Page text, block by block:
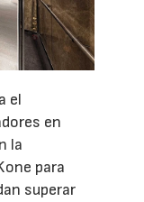
el
en
la
para
superar